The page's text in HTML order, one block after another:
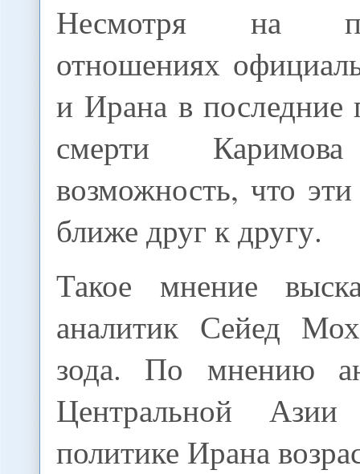
Несмотря на
отношениях
и Ирана в последние
смерти
возможность, что
ближе друг к другу.
Такое мнение
аналитик Сейед
зода. По мнению
Центральной
политике Ирана